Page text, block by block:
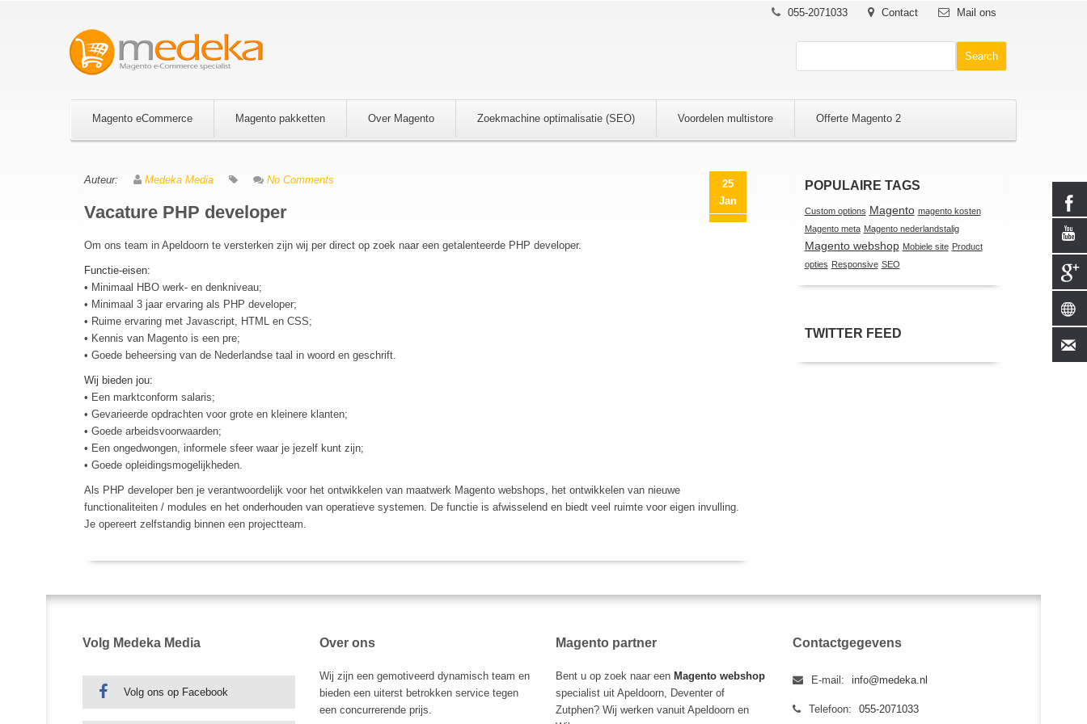
055-2071033 Contact Mail ons
Magento eCommerce Magento pakketten Over Magento Zoekmachine optimalisatie (SEO) Voordelen multistore Offerte Magento 2
25
Jan
Auteur: Medeka Media No Comments
Vacature PHP developer
Om ons team in Apeldoorn te versterken zijn wij per direct op zoek naar een getalenteerde PHP developer.
Functie-eisen:
• Minimaal HBO werk- en denkniveau;
• Minimaal 3 jaar ervaring als PHP developer;
• Ruime ervaring met Javascript, HTML en CSS;
• Kennis van Magento is een pre;
• Goede beheersing van de Nederlandse taal in woord en geschrift.
Wij bieden jou:
• Een marktconform salaris;
• Gevarieerde opdrachten voor grote en kleinere klanten;
• Goede arbeidsvoorwaarden;
• Een ongedwongen, informele sfeer waar je jezelf kunt zijn;
• Goede opleidingsmogelijkheden.
Als PHP developer ben je verantwoordelijk voor het ontwikkelen van maatwerk Magento webshops, het ontwikkelen van nieuwe
functionaliteiten / modules en het onderhouden van operatieve systemen. De functie is afwisselend en biedt veel ruimte voor eigen invulling.
Je opereert zelfstandig binnen een projectteam.
POPULAIRE TAGS
Custom options Magento magento kosten
Magento meta Magento nederlandstalig
Magento webshop Mobiele site Product
opties Responsive SEO
TWITTER FEED
Volg Medeka Media
Volg ons op Facebook
Over ons
Wij zijn een gemotiveerd dynamisch team en
bieden een uiterst betrokken service tegen
een concurrerende prijs.
Magento partner
Bent u op zoek naar een Magento webshop
specialist uit Apeldoorn, Deventer of
Zutphen? Wij werken vanuit Apeldoorn en
Contactgegevens
E-mail: info@medeka.nl
Telefoon: 055-2071033